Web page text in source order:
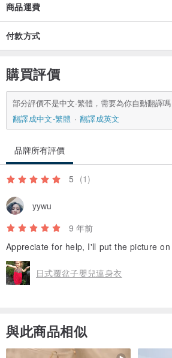
商品運費
付款方式
購買評價
部分評價不是中文-繁體，需要為你自動翻譯嗎
翻譯成中文-繁體
翻譯成英文
品牌所有評價
5 (1)
yywu
9 年前
Appreciate for help, I'll put the picture
日式覆盆子嬰兒連身衣
與此商品相似